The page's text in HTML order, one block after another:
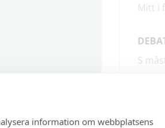
information om webbplatsens
Mitt i
S